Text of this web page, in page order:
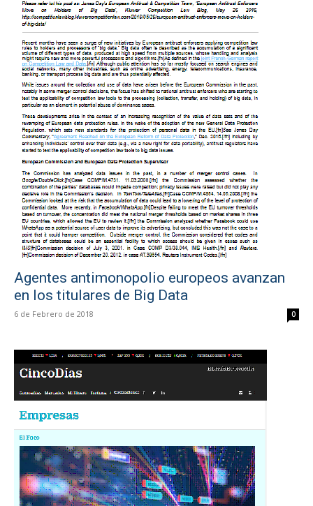
Agentes antimonopolio europeos avanzan
en los titulares de Big Data
6 de Febrero de 2018 0